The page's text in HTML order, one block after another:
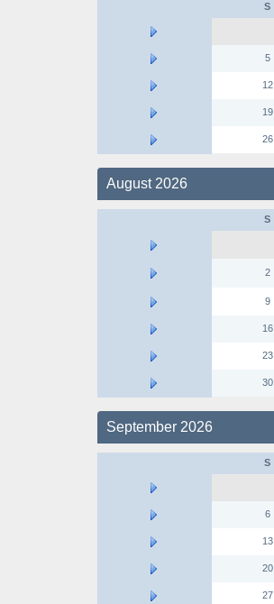
S
5
12
19
26
August 2026
S
2
9
16
23
30
September 2026
S
6
13
20
27